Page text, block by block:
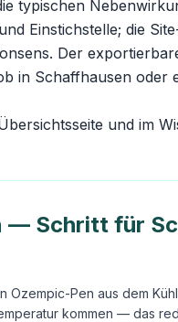
typischen
Einstichstelle; die
Der
in Schaffhausen oder
und im
— Schritt für
Ozempic-Pen aus dem
kommen — das